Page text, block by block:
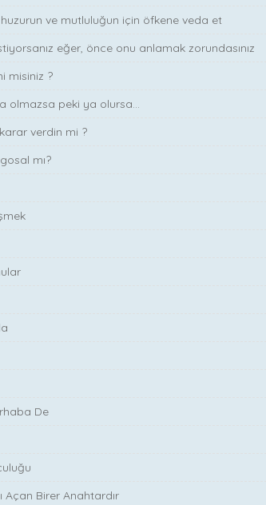
huzurun ve mutluluğun için öfkene veda et
eğer, önce onu anlamak zorundasınız
misiniz ?
olmazsa peki ya olursa...
verdin mi ?
mı?
De
Açan Birer Anahtardır